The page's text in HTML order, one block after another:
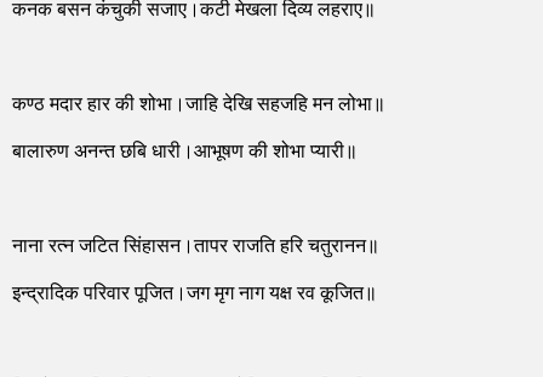
कनक बसन कंचुकी सजाए।कटी मेखला दिव्य लहराए॥
कण्ठ मदार हार की शोभा।जाहि देखि सहजहि मन लोभा॥
बालारुण अनन्त छबि धारी।आभूषण की शोभा प्यारी॥
नाना रत्न जटित सिंहासन।तापर राजति हरि चतुरानन॥
इन्द्रादिक परिवार पूजित।जग मृग नाग यक्ष रव कूजित॥